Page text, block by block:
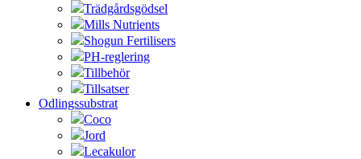
Trädgårdsgödsel
Mills Nutrients
Shogun Fertilisers
PH-reglering
Tillbehör
Tillsatser
Odlingssubstrat
Coco
Jord
Lecakulor